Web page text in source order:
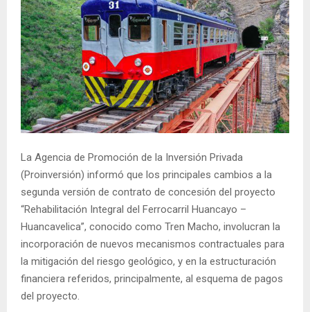
La Agencia de Promoción de la Inversión Privada
(Proinversión) informó que los principales cambios a la
segunda versión de contrato de concesión del proyecto
“Rehabilitación Integral del Ferrocarril Huancayo –
Huancavelica”, conocido como Tren Macho, involucran la
incorporación de nuevos mecanismos contractuales para
la mitigación del riesgo geológico, y en la estructuración
financiera referidos, principalmente, al esquema de pagos
del proyecto.